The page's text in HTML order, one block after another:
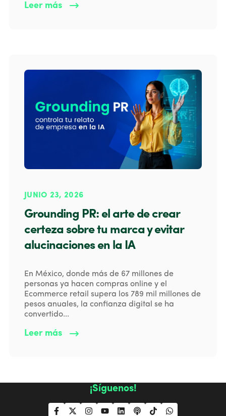
Leer más
JUNIO 23, 2026
Grounding PR: el arte de crear
certeza sobre tu marca y evitar
alucinaciones en la IA
En México, donde más de 67 millones de
personas ya hacen compras online y el
Ecommerce retail supera los 789 mil millones de
pesos anuales, la confianza digital se ha
convertido...
Leer más
¡Síguenos!